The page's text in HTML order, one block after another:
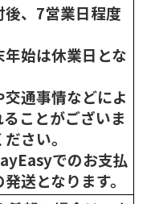
、7営業日程度
始は休業日とな
通事情などによ
ことがございま
さい。
でのお支払
送となります。